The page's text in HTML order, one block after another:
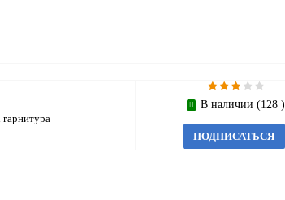
В наличии (128 )
ПОДПИСАТЬСЯ